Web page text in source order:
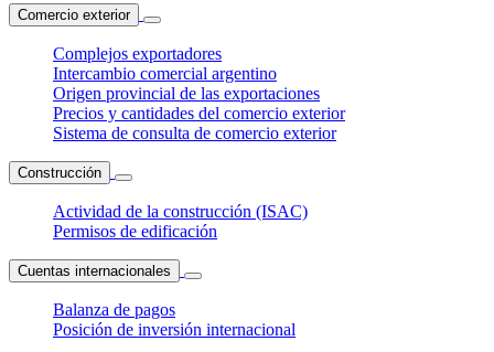
Comercio exterior
Complejos exportadores
Intercambio comercial argentino
Origen provincial de las exportaciones
Precios y cantidades del comercio exterior
Sistema de consulta de comercio exterior
Construcción
Actividad de la construcción (ISAC)
Permisos de edificación
Cuentas internacionales
Balanza de pagos
Posición de inversión internacional